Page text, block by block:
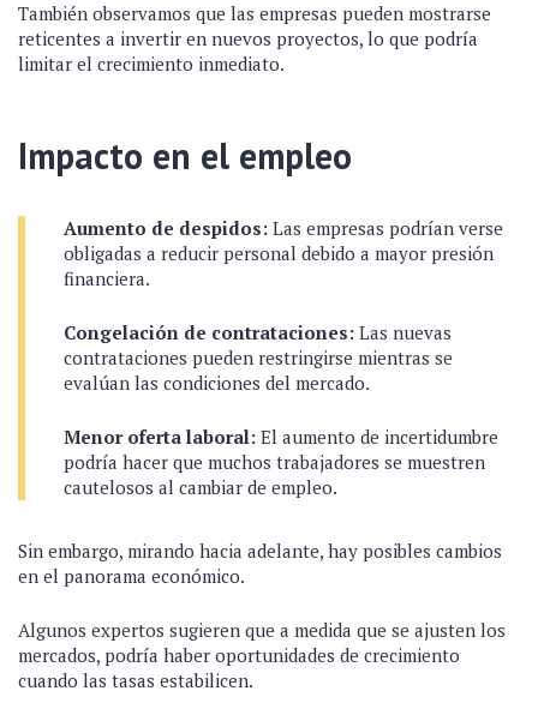
También observamos que las empresas pueden mostrarse
reticentes a invertir en nuevos proyectos, lo que podría
limitar el crecimiento inmediato.
Impacto en el empleo
Aumento de despidos: Las empresas podrían verse
obligadas a reducir personal debido a mayor presión
financiera.
Congelación de contrataciones: Las nuevas
contrataciones pueden restringirse mientras se
evalúan las condiciones del mercado.
Menor oferta laboral: El aumento de incertidumbre
podría hacer que muchos trabajadores se muestren
cautelosos al cambiar de empleo.
Sin embargo, mirando hacia adelante, hay posibles cambios
en el panorama económico.
Algunos expertos sugieren que a medida que se ajusten los
mercados, podría haber oportunidades de crecimiento
cuando las tasas estabilicen.